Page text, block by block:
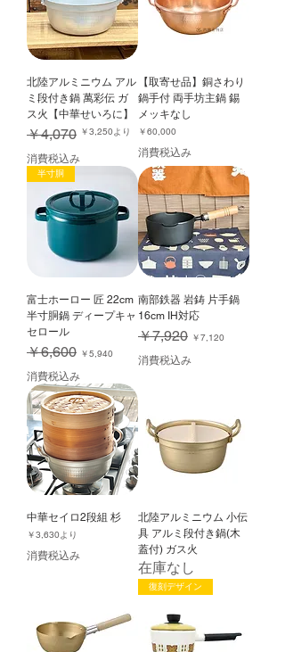
北陸アルミニウム アル
ミ段付き鍋 萬彩伝 ガ
ス火【中華せいろに】
通常価格
￥4,070 ￥3,250より
セール価格
消費税込み
【取寄せ品】銅さわり
鍋手付 両手坊主鍋 錫
メッキなし
価格
￥60,000
消費税込み
半寸胴
富士ホーロー 匠 22cm
半寸胴鍋 ディープキャ
セロール
通常価格
￥6,600 セール価格
￥5,940
消費税込み
南部鉄器 岩鋳 片手鍋
16cm IH対応
通常価格
￥7,920 セール価格
￥7,120
消費税込み
中華セイロ2段組 杉
￥3,630より
セール価格
消費税込み
北陸アルミニウム 小伝
具 アルミ段付き鍋(木
蓋付) ガス火
在庫なし
復刻デザイン